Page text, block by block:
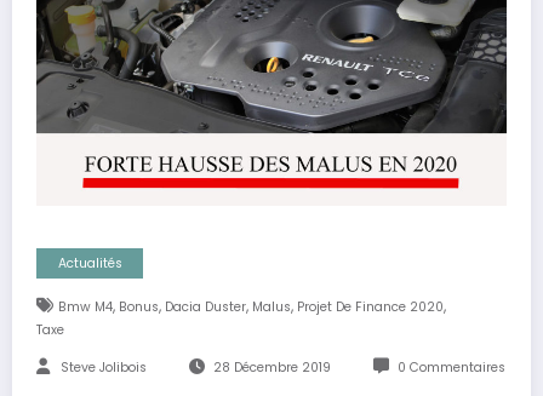
Actualités
Bmw M4, Bonus, Dacia Duster, Malus, Projet De Finance 2020,
Taxe
Steve Jolibois 28 Décembre 2019 0 Commentaires